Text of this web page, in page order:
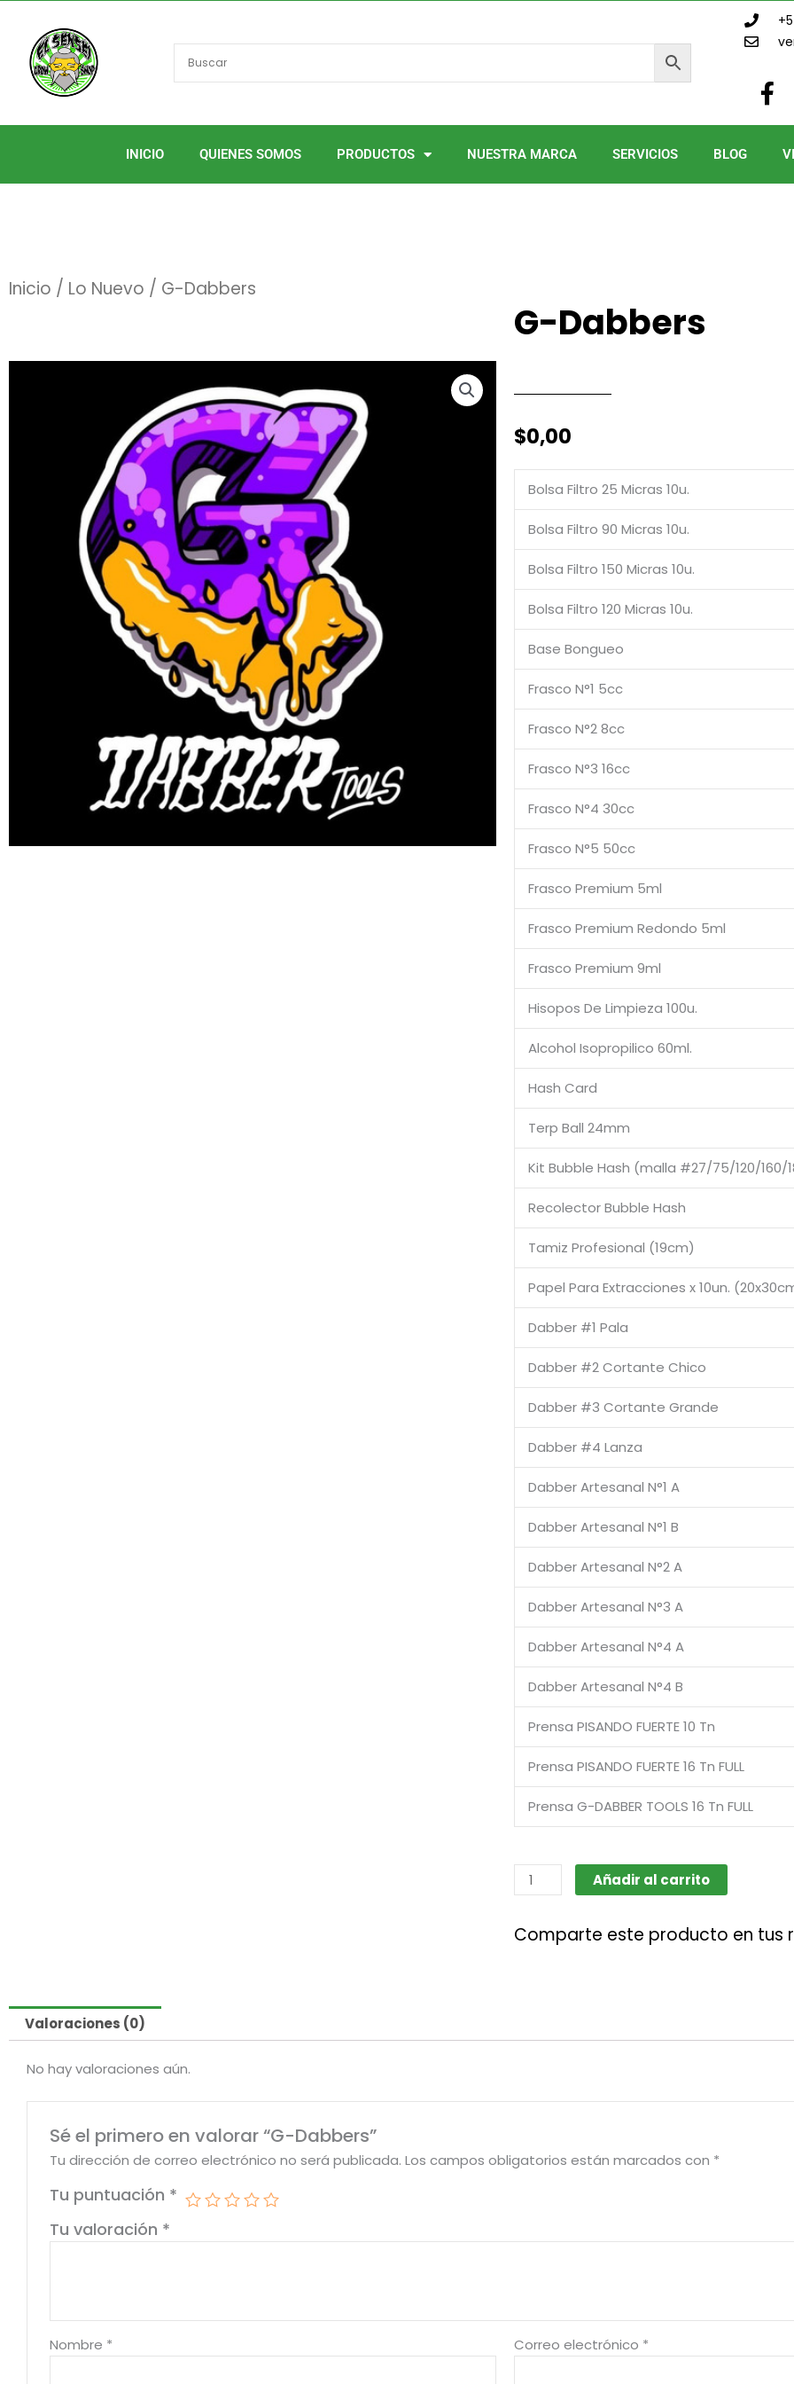
contenido
F
a
c
INICIO QUIENES SOMOS PRODUCTOS NUESTRA MARCA SERVICIOS BLOG
Inicio / Lo Nuevo / G-Dabbers
G-Dabbers
$0,00
Bolsa Filtro 25 Micras 10u.
Bolsa Filtro 90 Micras 10u.
Bolsa Filtro 150 Micras 10u.
Bolsa Filtro 120 Micras 10u.
Base Bongueo
Frasco N°1 5cc
Frasco N°2 8cc
Frasco N°3 16cc
Frasco N°4 30cc
Frasco N°5 50cc
Frasco Premium 5ml
Frasco Premium Redondo 5ml
Frasco Premium 9ml
Hisopos De Limpieza 100u.
Alcohol Isopropilico 60ml.
Hash Card
Terp Ball 24mm
Kit Bubble Hash (malla #27/75/120/160/
Recolector Bubble Hash
Tamiz Profesional (19cm)
Papel Para Extracciones x 10un.
Dabber #1 Pala
Dabber #2 Cortante Chico
Dabber #3 Cortante Grande
Dabber #4 Lanza
Dabber Artesanal N°1 A
Dabber Artesanal N°1 B
Dabber Artesanal N°2 A
Dabber Artesanal N°3 A
Dabber Artesanal N°4 A
Dabber Artesanal N°4 B
Prensa PISANDO FUERTE 10 Tn
Prensa PISANDO FUERTE 16 Tn FULL
Prensa G-DABBER TOOLS 16 Tn FULL
G-
Dabbers
Añadir al carrito
Comparte este producto en tus
Valoraciones (0)
No hay valoraciones aún.
Sé el primero en valorar “G-Dabbers”
Tu dirección de correo electrónico no será publicada. Los campos obligatorios están marcados con *
Tu puntuación *
Tu valoración *
Nombre * Correo electrónico *